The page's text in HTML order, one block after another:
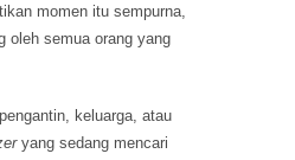
momen itu sempurna,
oleh semua orang yang
keluarga, atau
yang sedang mencari